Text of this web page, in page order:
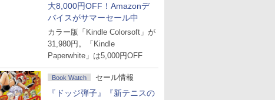
大8,000円OFF！Amazonデ
バイスがサマーセール中
カラー版「Kindle Colorsoft」が
31,980円。「Kindle
Paperwhite」は5,000円OFF
Book Watch セール情報
『ドッジ弾子』『新テニスの